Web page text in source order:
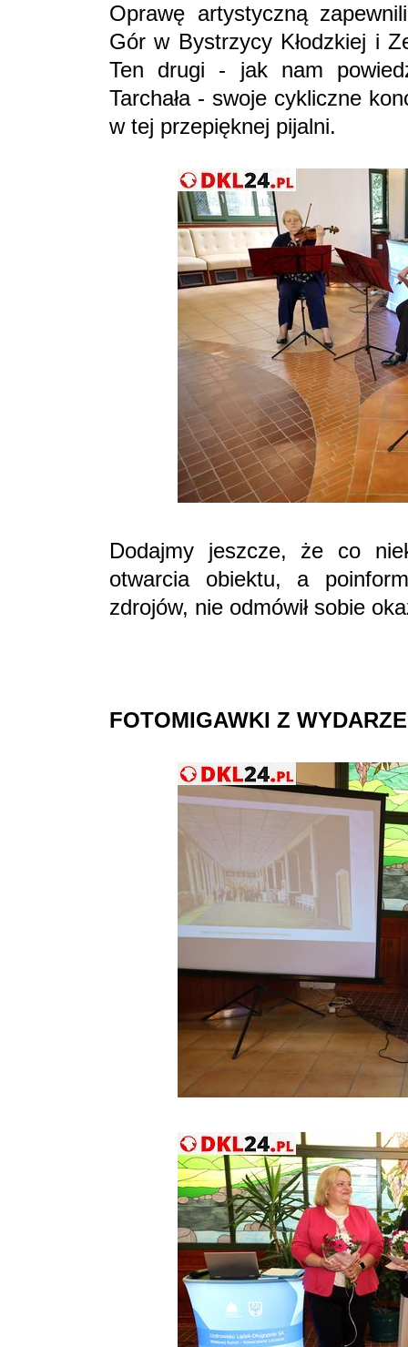
Oprawę artystyczną
Gór w Bystrzycy Kłodzkiej i
Ten drugi - jak nam
Tarchała - swoje cykliczne
w tej przepięknej pijalni.
Dodajmy jeszcze, że co
otwarcia obiektu, a
zdrojów, nie odmówił sobie
FOTOMIGAWKI Z